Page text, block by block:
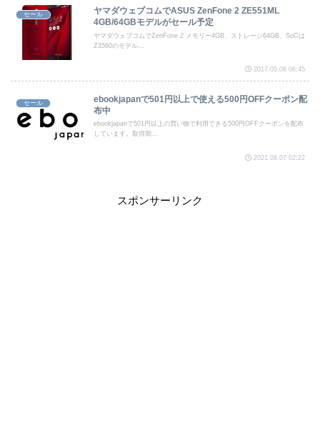
セール
ヤマダウェブコムでASUS ZenFone 2 ZE551ML
4GB/64GBモデルがセール予定
ヤマダウェブコムでZenFone 2 メモリー4GB、ストレージ64GB、SoCは
Z3560のモデル...
2017.05.08 06:45
セール
ebookjapanで501円以上で使える500円OFFクーポン配
布中
ebookjapanで501円以上の買い物で利用できる500円OFFクーポンを配布
しています。取得期...
2021.08.07 02:22
スポンサーリンク